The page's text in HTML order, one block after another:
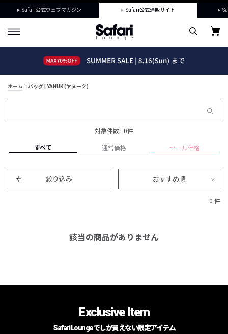
Safari公式ウェブマガジン Safari公式通販サイト
ホーム バッグ | YANUK (ヤヌーク)
対象件数 : 0件
すべて 通常価格 セール価格
絞り込み おすすめ順
0 件
該当の商品がありません
Exclusive Item
Safari Loungeでしか買えない限定アイテム